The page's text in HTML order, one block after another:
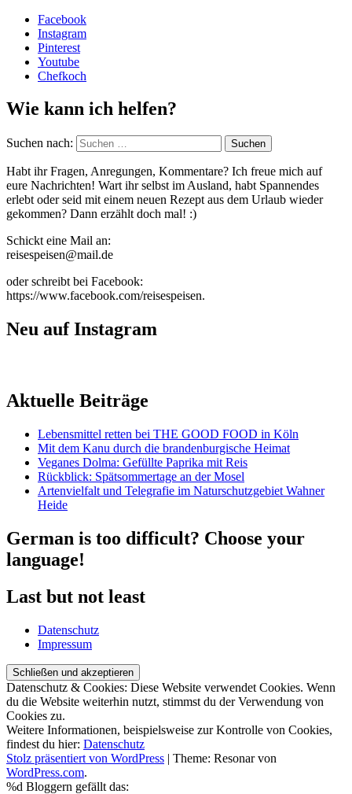
Facebook
Instagram
Pinterest
Youtube
Chefkoch
Wie kann ich helfen?
Suchen nach:
Habt ihr Fragen, Anregungen, Kommentare? Ich freue mich auf
eure Nachrichten! Wart ihr selbst im Ausland, habt Spannendes
erlebt oder seid mit einem neuen Rezept aus dem Urlaub wieder
gekommen? Dann erzählt doch mal! :)
Schickt eine Mail an:
reisespeisen@mail.de
oder schreibt bei Facebook:
https://www.facebook.com/reisespeisen.
Neu auf Instagram
Aktuelle Beiträge
Lebensmittel retten bei THE GOOD FOOD in Köln
Mit dem Kanu durch die brandenburgische Heimat
Veganes Dolma: Gefüllte Paprika mit Reis
Rückblick: Spätsommertage an der Mosel
Artenvielfalt und Telegrafie im Naturschutzgebiet Wahner
Heide
German is too difficult? Choose your
language!
Last but not least
Datenschutz
Impressum
Datenschutz & Cookies: Diese Website verwendet Cookies. Wenn
du die Website weiterhin nutzt, stimmst du der Verwendung von
Cookies zu.
Weitere Informationen, beispielsweise zur Kontrolle von Cookies,
findest du hier: Datenschutz
Stolz präsentiert von WordPress | Theme: Resonar von
WordPress.com.
%d Bloggern gefällt das: